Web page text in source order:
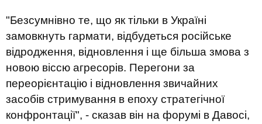
"Безсумнівно те, що як тільки в Україні
замовкнуть гармати, відбудеться російське
відродження, відновлення і ще більша змова з
новою віссю агресорів. Перегони за
переорієнтацію і відновлення звичайних
засобів стримування в епоху стратегічної
конфронтації", - сказав він на форумі в Давосі,